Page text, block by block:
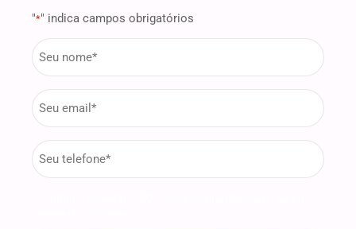
"*" indica campos obrigatórios
firstname
Email
phone